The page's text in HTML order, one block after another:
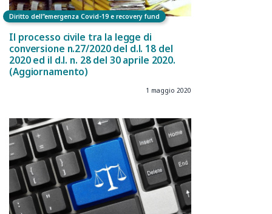
Diritto dell”emergenza Covid-19 e recovery fund
Il processo civile tra la legge di
conversione n.27/2020 del d.l. 18 del
2020 ed il d.l. n. 28 del 30 aprile 2020.
(Aggiornamento)
1 maggio 2020